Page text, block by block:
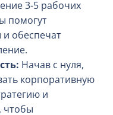
3-5 рабочих
помогут
и обеспечат
Начав с нуля,
корпоративную
и
чтобы